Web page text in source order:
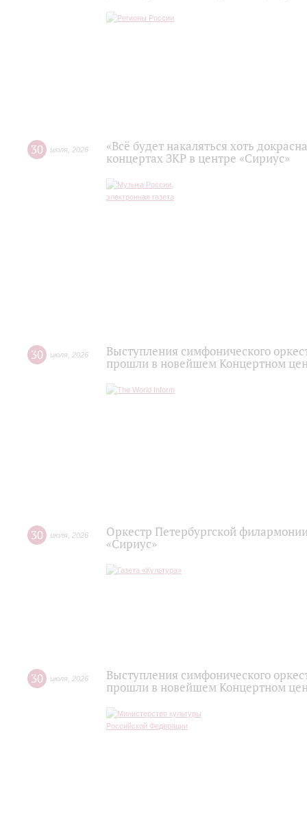
30 июля 2026
«Всё будет накаляться хоть
концертах ЗКР в центре «Сириус»
30 июля 2026
Выступления симфонического
прошли в новейшем Концертном
30 июля 2026
Оркестр Петербургской
«Сириус»
30 июля 2026
Выступления симфонического
прошли в новейшем Концертном